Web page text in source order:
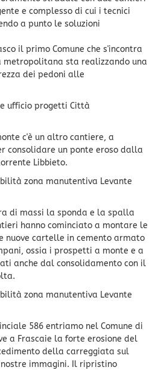
e complesso di cui i tecnici
a punto le soluzioni
il primo Comune che s'incontra
metropolitana sta realizzando una
dei pedoni alle
ufficio progetti Città
c'è un altro cantiere, a
consolidare un ponte eroso dalla
Libbieto.
zona manutentiva Levante
di massi la sponda e la spalla
hanno cominciato a montare le
nuove cartelle in cemento armato
ossia i prospetti a monte e a
anche dal consolidamento con il
zona manutentiva Levante
586 entriamo nel Comune di
a Frascaie la forte erosione del
della carreggiata sul
immagini. Il ripristino